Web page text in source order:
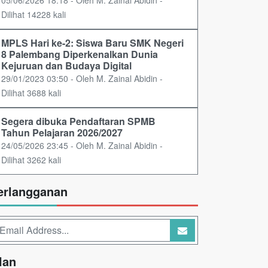
Dilihat 14228 kali
MPLS Hari ke-2: Siswa Baru SMK Negeri
8 Palembang Diperkenalkan Dunia
Kejuruan dan Budaya Digital
29/01/2023 03:50 - Oleh M. Zainal Abidin -
Dilihat 3688 kali
Segera dibuka Pendaftaran SPMB
Tahun Pelajaran 2026/2027
24/05/2026 23:45 - Oleh M. Zainal Abidin -
Dilihat 3262 kali